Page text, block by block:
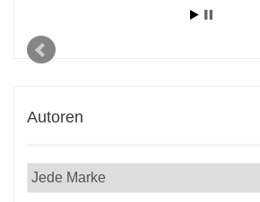
Autoren